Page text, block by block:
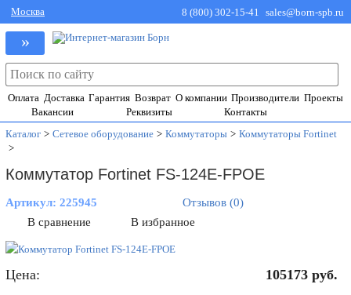
Москва 8 (800) 302-15-41 sales@born-spb.ru
»
Оплата Доставка Гарантия Возврат О компании Производители Проекты
Вакансии
Реквизиты
Контакты
Каталог > Сетевое оборудование > Коммутаторы > Коммутаторы Fortinet
>
Коммутатор Fortinet FS-124E-FPOE
Артикул:225945
Отзывов (0)
В сравнение
В избранное
Цена: 105173 руб.